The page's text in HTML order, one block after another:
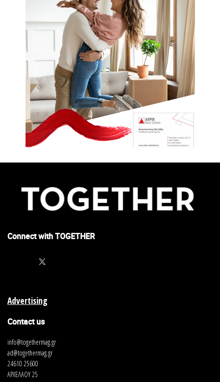
Connect with TOGETHER
Advertising
Contact us
info@togethermag.gr
ad@togethermag.gr
24610 25600
ΑΡΧΕΛΑΟΥ 25